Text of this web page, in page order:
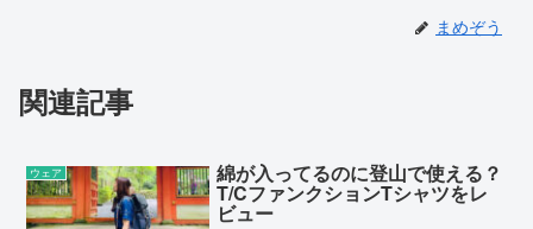
まめぞう
関連記事
ウェア 綿が入ってるのに登山で使える？
T/CファンクションTシャツをレ
ビュー